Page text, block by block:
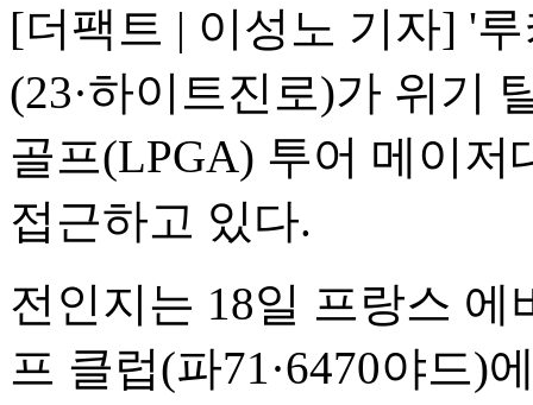
[더팩트 | 이성노 기자] '
(23·하이트진로)가 위기
골프(LPGA) 투어 메이
접근하고 있다.
전인지는 18일 프랑스
프 클럽(파71·6470야드)